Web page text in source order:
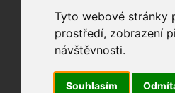
Tyto webové stránky
prostředí, zobrazení
návštěvnosti.
Souhlasím
Pedra 05. 01. 2024 11:27
2-18
fotografováno